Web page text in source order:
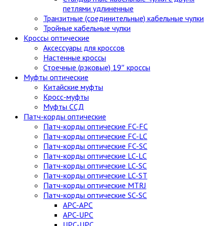
петлями удлиненные
Транзитные (соединительные) кабельные чулки
Тройные кабельные чулки
Кроссы оптические
Аксессуары для кроссов
Настенные кроссы
Стоечные (рэковые) 19″ кроссы
Муфты оптические
Китайские муфты
Кросс-муфты
Муфты ССД
Патч-корды оптические
Патч-корды оптические FC-FC
Патч-корды оптические FC-LC
Патч-корды оптические FC-SC
Патч-корды оптические LC-LC
Патч-корды оптические LC-SC
Патч-корды оптические LC-ST
Патч-корды оптические MTRJ
Патч-корды оптические SC-SC
APC-APC
APC-UPC